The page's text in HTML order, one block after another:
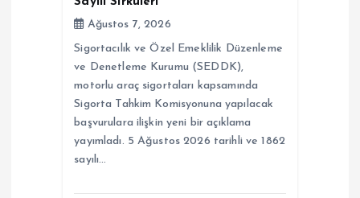
Ağustos 7, 2026
Sigortacılık ve Özel Emeklilik Düzenleme
ve Denetleme Kurumu (SEDDK),
motorlu araç sigortaları kapsamında
Sigorta Tahkim Komisyonuna yapılacak
başvurulara ilişkin yeni bir açıklama
yayımladı. 5 Ağustos 2026 tarihli ve 1862
sayılı…